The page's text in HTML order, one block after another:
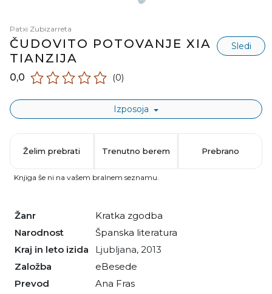
Patxi Zubizarreta
ČUDOVITO POTOVANJE XIA
TIANZIJA
Sledi
0,0 (0)
Izposoja
Žanr
kratka zgodba
Narodnost
španska literatura
Kraj in leto izida
Ljubljana, 2013
Založba
eBesede
Prevod
Ana Fras
Želim prebrati Trenutno berem Prebrano
Knjiga še ni na vašem bralnem seznamu.